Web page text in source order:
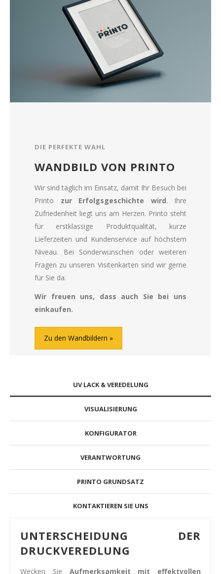
DIE PERFEKTE WAHL
WANDBILD VON PRINTO
Wir sind täglich im Einsatz, damit Ihr Besuch bei
Printo zur Erfolgsgeschichte wird. Ihre
Zufriedenheit liegt uns am Herzen. Printo steht
für erstklassige Produktqualität, kurze
Lieferzeiten und Kundenservice auf höchstem
Niveau. Bei Sonderwünschen oder weiteren
Fragen zu unseren Visitenkarten sind wir gerne
für Sie da.
Wir freuen uns, dass auch Sie bei uns
einkaufen.
Zu den Wandbildern
UV LACK & VEREDELUNG
VISUALISIERUNG
KONFIGURATOR
VERANTWORTUNG
PRINTO GRUNDSATZ
KONTAKTIEREN SIE UNS
UNTERSCHEIDUNG DER
DRUCKVEREDLUNG
Wecken Sie Aufmerksamkeit mit effektvollen